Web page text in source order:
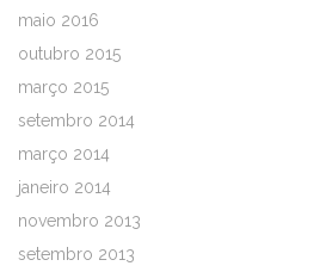
maio 2016
outubro 2015
março 2015
setembro 2014
março 2014
janeiro 2014
novembro 2013
setembro 2013